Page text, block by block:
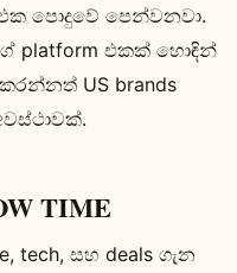
පොදුවේ පෙන්වනවා.
platform එකක් හොඳින්
US brands
TIME
tech, සහ deals ගැන